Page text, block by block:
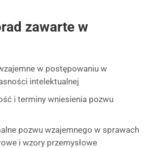
zawarte w
w postępowaniu w
intelektualnej
i terminy wniesienia pozwu
pozwu wzajemnego w sprawach
i wzory przemysłowe